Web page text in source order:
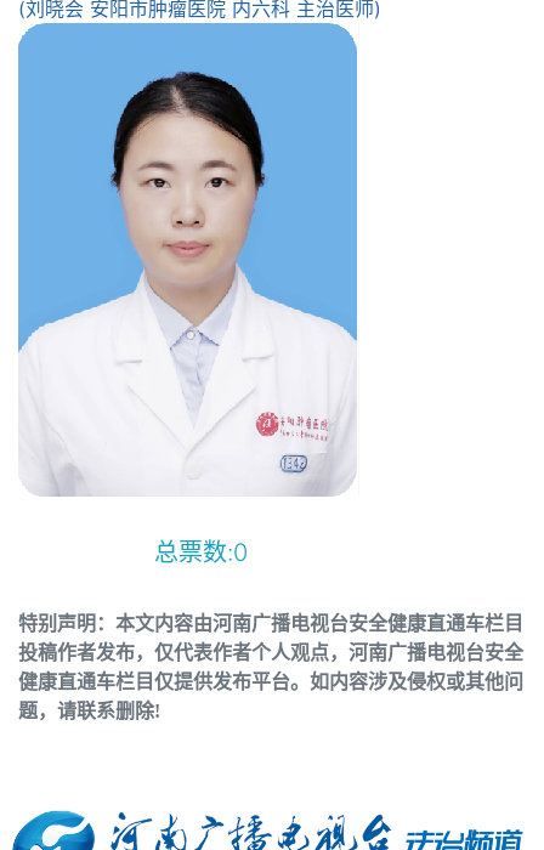
(刘晓会 安阳市肿瘤医院 内六科 主治医师)
总票数:0
特别声明：本文内容由河南广播电视台安全健康直通车栏目
投稿作者发布，仅代表作者个人观点，河南广播电视台安全
健康直通车栏目仅提供发布平台。如内容涉及侵权或其他问
题，请联系删除!